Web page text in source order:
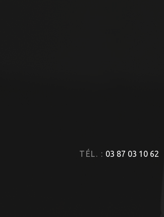
TÉL. : 03 87 03 10 62